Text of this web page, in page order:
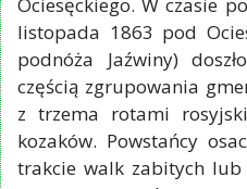
listopada 1863 pod
podnóża Jaźwiny)
częścią zgrupowania
z trzema rotami
kozaków. Powstańcy
trakcie walk zabitych lub